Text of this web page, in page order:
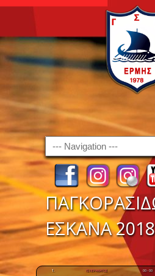
Navigation
ΕΣΚΑΝΑ 2018
1. ΓΣ ΠΕΡΑΜΑΤΟΣ 00 - 00